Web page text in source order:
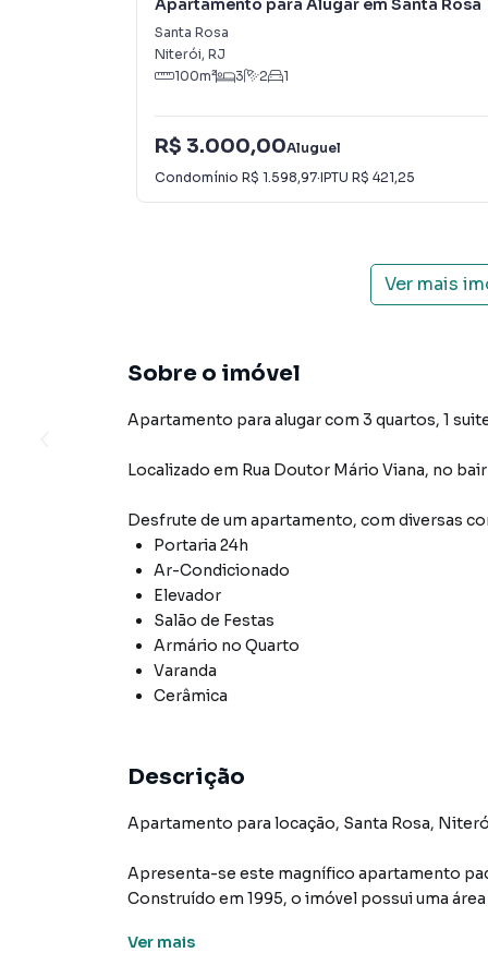
Apartamento para Alugar em Santa Rosa
Santa Rosa
Niterói, RJ
100m² 3 2 1
R$ 3.000,00Aluguel
Condomínio R$ 1.598,97·IPTU R$ 421,25
Ver mais
Sobre o imóvel
Apartamento para alugar com 3 quartos, 1
Localizado em Rua Doutor Mário Viana, no
Desfrute de um apartamento, com diversas
Portaria 24h
Ar-Condicionado
Elevador
Salão de Festas
Armário no Quarto
Varanda
Cerâmica
Descrição
Apartamento para locação, Santa Rosa,
Apresenta-se este magnífico apartamento
Construído em 1995, o imóvel possui uma
Ver mais